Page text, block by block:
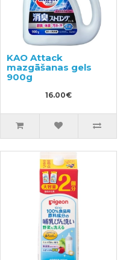
KAO Attack
mazgāšanas gels
900g
16.00€